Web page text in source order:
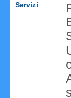
Servizi